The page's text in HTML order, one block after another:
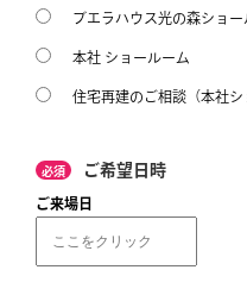
ブエラハウス光の森ショー
本社 ショールーム
住宅再建のご相談（本社シ
必須 ご希望日時
ご来場日